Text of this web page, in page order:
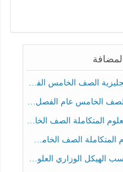
الفصل الدراسي الثالث 2025-2026
الصف الخامس عام الفصل الثالث
الخامس انسبير الفصل الثالث